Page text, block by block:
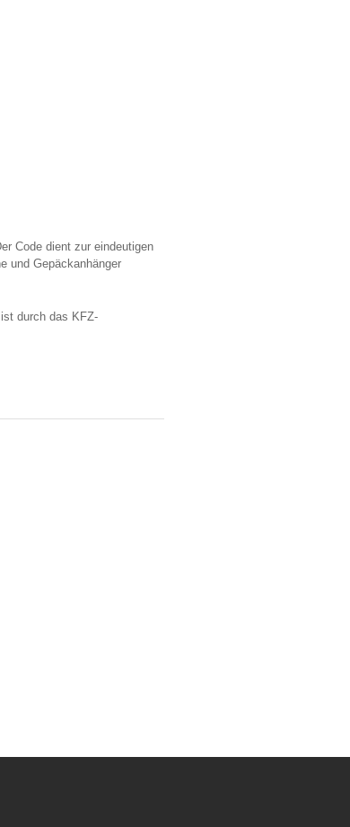
Code dient zur eindeutigen
und Gepäckanhänger
durch das KFZ-